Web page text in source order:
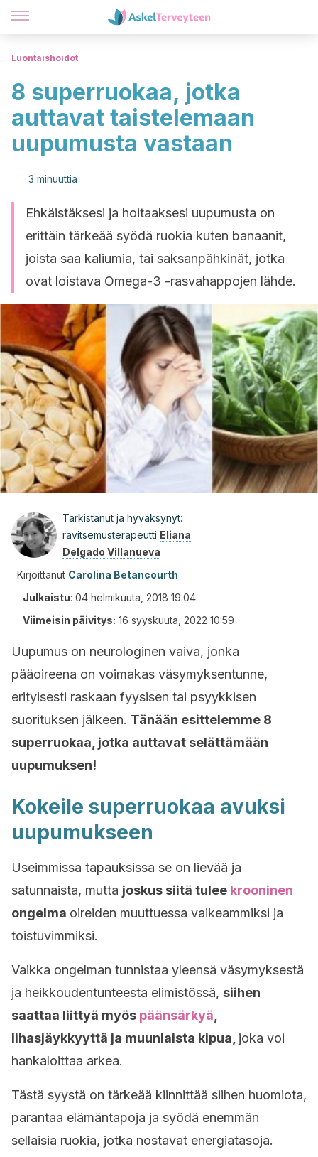
Luontaishoidot
8 superruokaa, jotka
auttavat taistelemaan
uupumusta vastaan
3 minuuttia
Ehkäistäksesi ja hoitaaksesi uupumusta on
erittäin tärkeää syödä ruokia kuten banaanit,
joista saa kaliumia, tai saksanpähkinät, jotka
ovat loistava Omega-3 -rasvahappojen lähde.
Tarkistanut ja hyväksynyt:
ravitsemusterapeutti Eliana
Delgado Villanueva
Kirjoittanut Carolina Betancourth
Julkaistu: 04 helmikuuta, 2018 19:04
Viimeisin päivitys: 16 syyskuuta, 2022 10:59
Uupumus on neurologinen vaiva, jonka
pääoireena on voimakas väsymyksentunne,
erityisesti raskaan fyysisen tai psyykkisen
suorituksen jälkeen. Tänään esittelemme 8
superruokaa, jotka auttavat selättämään
uupumuksen!
Kokeile superruokaa avuksi
uupumukseen
Useimmissa tapauksissa se on lievää ja
satunnaista, mutta joskus siitä tulee krooninen
ongelma oireiden muuttuessa vaikeammiksi ja
toistuvimmiksi.
Vaikka ongelman tunnistaa yleensä väsymyksestä
ja heikkoudentunteesta elimistössä, siihen
saattaa liittyä myös päänsärkyä
lihasjäykkyyttä ja muunlaista kipua, joka voi
hankaloittaa arkea.
Tästä syystä on tärkeää kiinnittää siihen huomiota,
parantaa elämäntapoja ja syödä enemmän
sellaisia ruokia, jotka nostavat energiatasoja.